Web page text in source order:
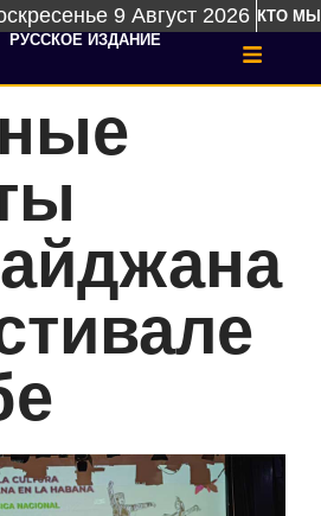
9 Август 2026 КТО МЫ
РУССКОЕ ИЗДАНИЕ